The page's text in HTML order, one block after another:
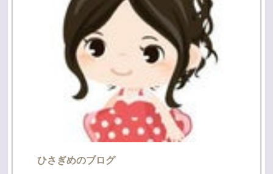
ひさぎめのブログ